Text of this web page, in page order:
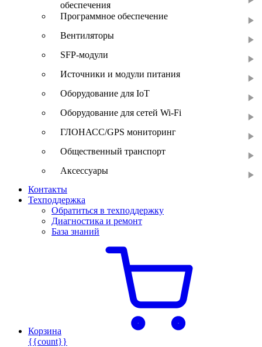
обеспечения
Программное обеспечение
Вентиляторы
SFP-модули
Источники и модули питания
Оборудование для IoT
Оборудование для сетей Wi-Fi
ГЛОНАСС/GPS мониторинг
Общественный транспорт
Аксессуары
Контакты
Техподдержка
Обратиться в техподдержку
Диагностика и ремонт
База знаний
Корзина
{{count}}